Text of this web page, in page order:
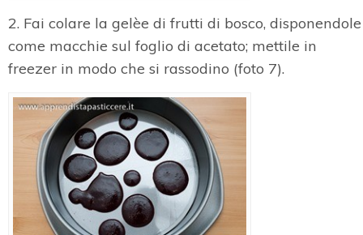
2. Fai colare la gelèe di frutti di bosco, disponendole
come macchie sul foglio di acetato; mettile in
freezer in modo che si rassodino (foto 7).